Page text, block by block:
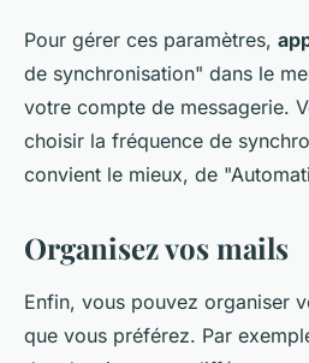
Pour gérer ces paramètres,
de synchronisation" dans le
votre compte de messagerie.
choisir la fréquence de
convient le mieux, de
Organisez vos mails
Enfin, vous pouvez organiser
que vous préférez. Par